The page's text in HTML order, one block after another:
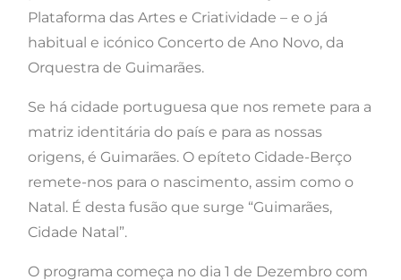
Plataforma das Artes e Criatividade – e o já
habitual e icónico Concerto de Ano Novo, da
Orquestra de Guimarães.
Se há cidade portuguesa que nos remete para a
matriz identitária do país e para as nossas
origens, é Guimarães. O epíteto Cidade-Berço
remete-nos para o nascimento, assim como o
Natal. É desta fusão que surge “Guimarães,
Cidade Natal”.
O programa começa no dia 1 de Dezembro com